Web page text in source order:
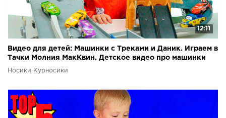
12:11
Видео для детей: Машинки с Треками и Даник. Играем в
Тачки Молния МакКвин. Детское видео про машинки
Носики Курносики